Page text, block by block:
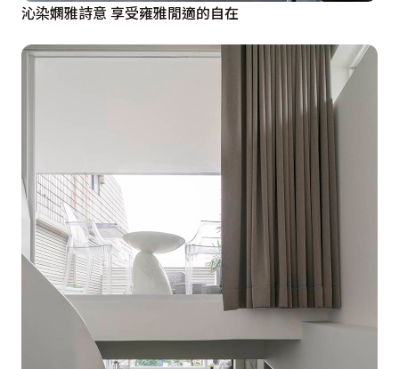
沁染嫻雅詩意 享受雍雅閒適的自在